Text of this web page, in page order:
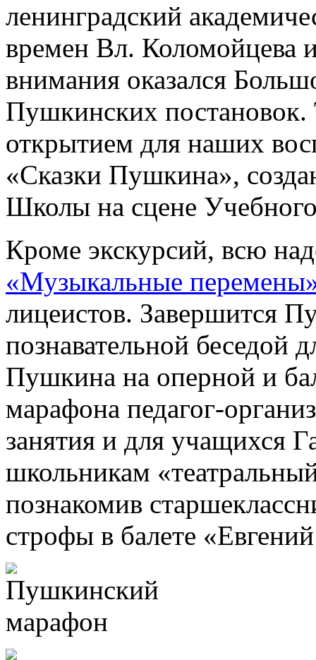
ленинградский
времен Вл. Коломойцева
внимания оказался
Пушкинских
открытием для наших
«Сказки Пушкина»,
Школы на сцене Учебного
Кроме экскурсий, всю
«Музыкальные
лицеистов. Завершится
познавательной беседой
Пушкина на оперной и
марафона педагог-
занятия и для учащихся
школьникам
познакомив
строфы в балете